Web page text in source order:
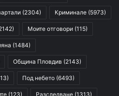
(2304) Криминале (5973)
Моите отговори (115)
(1484)
Община Пловдив (2143)
Под небето (6493)
(123) Разследване (1313)